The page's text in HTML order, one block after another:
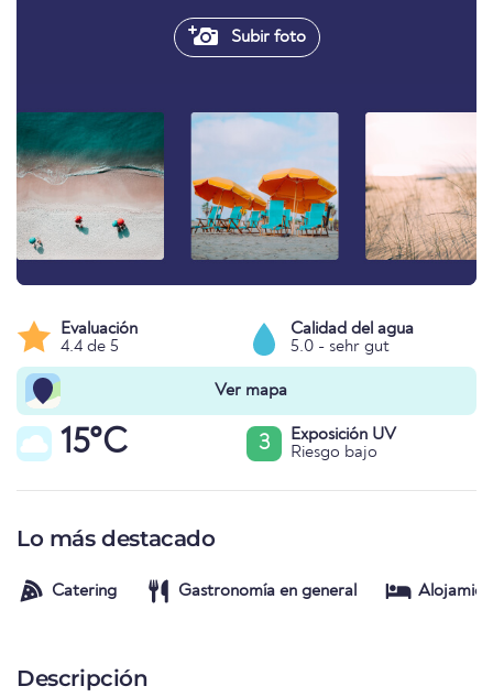
Subir foto
Evaluación
4.4 de 5
Calidad del agua
5.0 - sehr gut
Ver mapa
15°C 3
Exposición UV
Riesgo bajo
Lo más destacado
Catering Gastronomía en general
Descripción